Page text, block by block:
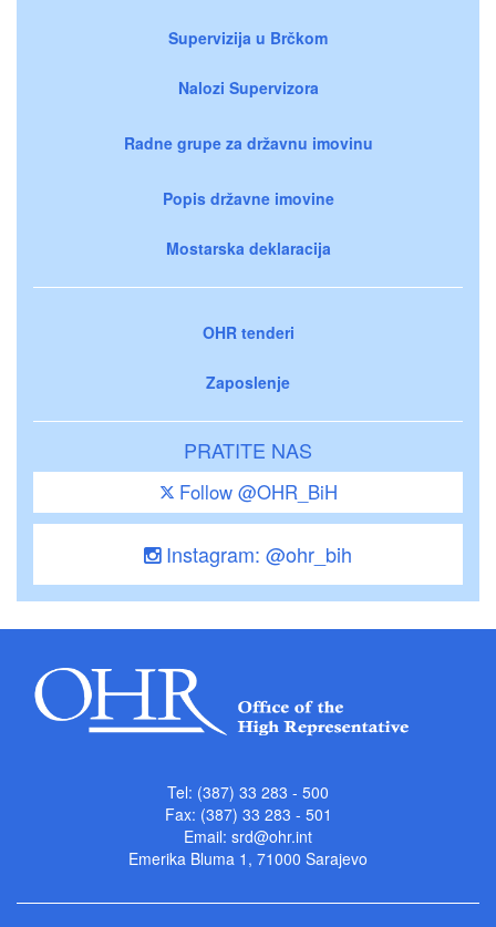
Supervizija u Brčkom
Nalozi Supervizora
Radne grupe za državnu imovinu
Popis državne imovine
Mostarska deklaracija
OHR tenderi
Zaposlenje
PRATITE NAS
Follow @OHR_BiH
Instagram: @ohr_bih
Tel: (387) 33 283 - 500
Fax: (387) 33 283 - 501
Email: srd@ohr.int
Emerika Bluma 1, 71000 Sarajevo